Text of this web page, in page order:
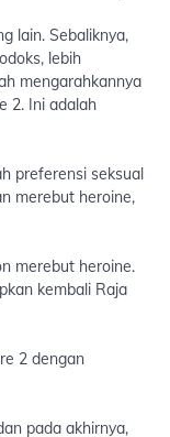
lain. Sebaliknya,
lebih
mengarahkannya
2. Ini adalah
preferensi seksual
merebut heroine,
merebut heroine.
kembali Raja
2 dengan
pada akhirnya,